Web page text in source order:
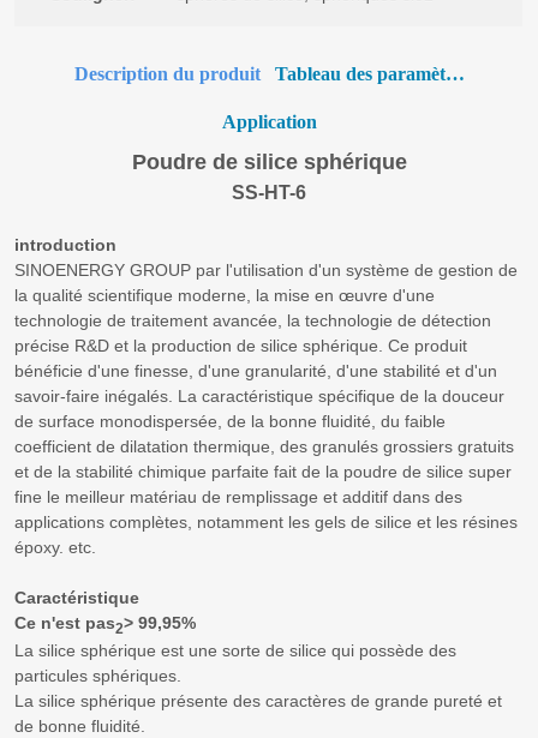
Description du produit Tableau des paramètres
Application
Poudre de silice sphérique
SS-HT-6
introduction
SINOENERGY GROUP par l'utilisation d'un système de gestion de
la qualité scientifique moderne, la mise en œuvre d'une
technologie de traitement avancée, la technologie de détection
précise R&D et la production de silice sphérique. Ce produit
bénéficie d'une finesse, d'une granularité, d'une stabilité et d'un
savoir-faire inégalés. La caractéristique spécifique de la douceur
de surface monodispersée, de la bonne fluidité, du faible
coefficient de dilatation thermique, des granulés grossiers gratuits
et de la stabilité chimique parfaite fait de la poudre de silice super
fine le meilleur matériau de remplissage et additif dans des
applications complètes, notamment les gels de silice et les résines
époxy. etc.
Caractéristique
Ce n'est pas2> 99,95%
La silice sphérique est une sorte de silice qui possède des
particules sphériques.
La silice sphérique présente des caractères de grande pureté et
de bonne fluidité.